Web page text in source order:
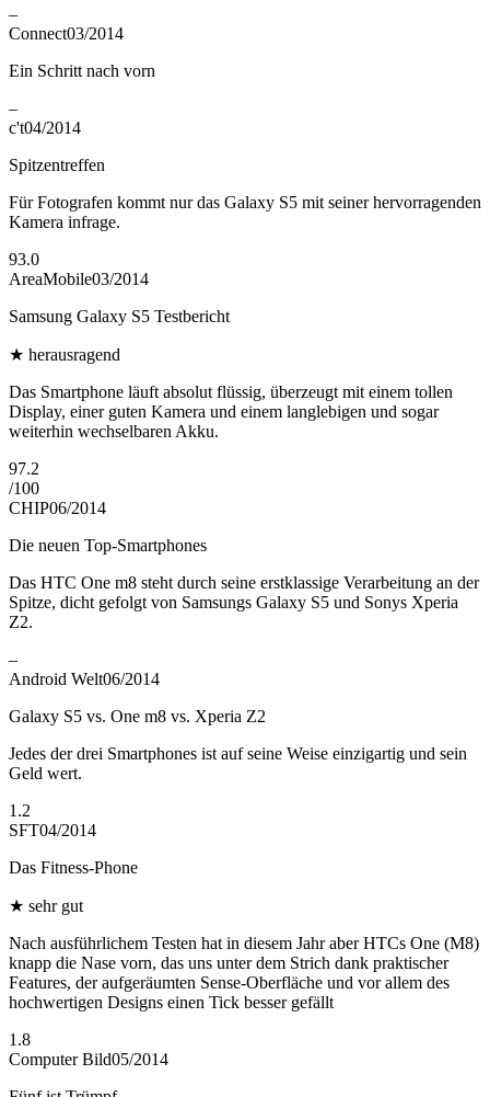
–
Connect03/2014
Ein Schritt nach vorn
–
c't04/2014
Spitzentreffen
Für Fotografen kommt nur das Galaxy S5 mit seiner hervorragenden
Kamera infrage.
93.0
AreaMobile03/2014
Samsung Galaxy S5 Testbericht
★ herausragend
Das Smartphone läuft absolut flüssig, überzeugt mit einem tollen
Display, einer guten Kamera und einem langlebigen und sogar
weiterhin wechselbaren Akku.
97.2
/100
CHIP06/2014
Die neuen Top-Smartphones
Das HTC One m8 steht durch seine erstklassige Verarbeitung an der
Spitze, dicht gefolgt von Samsungs Galaxy S5 und Sonys Xperia
Z2.
–
Android Welt06/2014
Galaxy S5 vs. One m8 vs. Xperia Z2
Jedes der drei Smartphones ist auf seine Weise einzigartig und sein
Geld wert.
1.2
SFT04/2014
Das Fitness-Phone
★ sehr gut
Nach ausführlichem Testen hat in diesem Jahr aber HTCs One (M8)
knapp die Nase vorn, das uns unter dem Strich dank praktischer
Features, der aufgeräumten Sense-Oberfläche und vor allem des
hochwertigen Designs einen Tick besser gefällt
1.8
Computer Bild05/2014